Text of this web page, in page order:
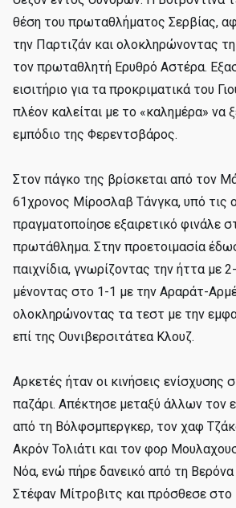
θέση του πρωταθλήματος Σερβίας,
την Παρτιζάν και ολοκληρώνοντας
τον πρωταθλητή Ερυθρό Αστέρα.
εισιτήριο για τα προκριματικά του
πλέον καλείται με το «καλημέρα» να
εμπόδιο της Φερεντσβάρος.
Στον πάγκο της βρίσκεται από τον
61χρονος Μίροσλαβ Τάνγκα, υπό τις
πραγματοποίησε εξαιρετικό φινάλε
πρωτάθλημα. Στην προετοιμασία
παιχνίδια, γνωρίζοντας την ήττα με
μένοντας στο 1-1 με την Αραράτ-
ολοκληρώνοντας τα τεστ με την
επί της Ουνιβερσιτάτεα Κλουζ.
Αρκετές ήταν οι κινήσεις ενίσχυσης
παζάρι. Απέκτησε μεταξύ άλλων τον
από τη Βόλφσμπεργκερ, τον χαφ
Ακρόν Τολιάτι και τον φορ
Νόα, ενώ πήρε δανεικό από τη
Στέφαν Μίτροβιτς και πρόσθεσε στο